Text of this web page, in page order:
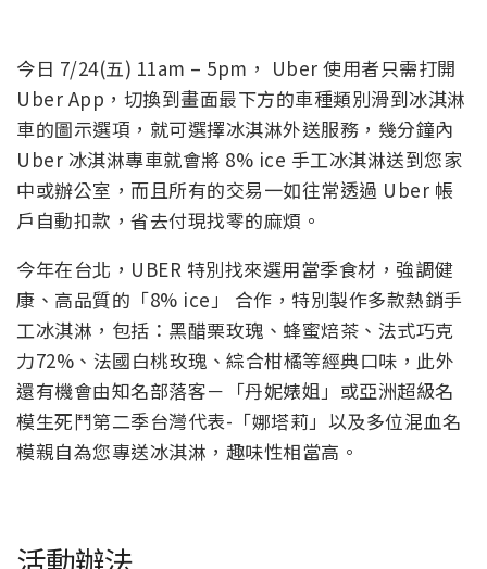
今日 7/24(五) 11am – 5pm， Uber 使用者只需打開
Uber App，切換到畫面最下方的車種類別滑到冰淇淋
車的圖示選項，就可選擇冰淇淋外送服務，幾分鐘內
Uber 冰淇淋專車就會將 8% ice 手工冰淇淋送到您家
中或辦公室，而且所有的交易一如往常透過 Uber 帳
戶自動扣款，省去付現找零的麻煩。
今年在台北，UBER 特別找來選用當季食材，強調健
康、高品質的「8% ice」 合作，特別製作多款熱銷手
工冰淇淋，包括：黑醋栗玫瑰、蜂蜜焙茶、法式巧克
力72%、法國白桃玫瑰、綜合柑橘等經典口味，此外
還有機會由知名部落客－「丹妮婊姐」或亞洲超級名
模生死鬥第二季台灣代表-「娜塔莉」以及多位混血名
模親自為您專送冰淇淋，趣味性相當高。
活動辦法